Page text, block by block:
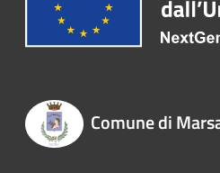
Comune di